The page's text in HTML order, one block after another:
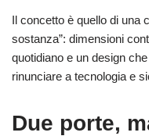
Il concetto è quello di una
sostanza”: dimensioni
quotidiano e un design
rinunciare a tecnologia e
Due porte,